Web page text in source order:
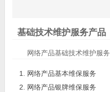
基础技术维护服务产品
网络产品基础技术维护服务
网络产品基本维保服务
网络产品银牌维保服务